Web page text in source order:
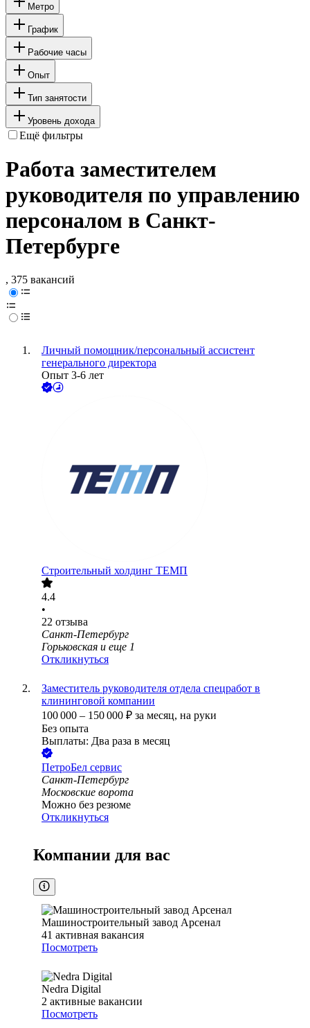
Метро
График
Рабочие часы
Опыт
Тип занятости
Уровень дохода
Ещё фильтры
Работа заместителем
руководителя по управлению
персоналом в Санкт-
Петербурге
, 375 вакансий
Личный помощник/персональный ассистент
генерального директора
Опыт 3-6 лет
Строительный холдинг ТЕМП
4.4
•
22 отзыва
Санкт-Петербург
Горьковская и еще 1
Откликнуться
Заместитель руководителя отдела спецработ в
клининговой компании
100 000 – 150 000 ₽ за месяц, на руки
Без опыта
Выплаты: Два раза в месяц
ПетроБел сервис
Санкт-Петербург
Московские ворота
Можно без резюме
Откликнуться
Компании для вас
Машиностроительный завод Арсенал
41 активная вакансия
Посмотреть
Nedra Digital
2 активные вакансии
Посмотреть